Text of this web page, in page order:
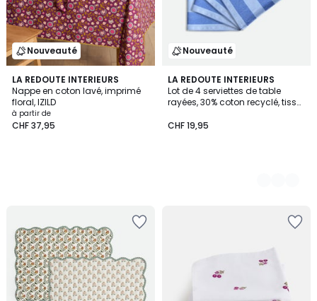
Nouveauté
LA REDOUTE INTERIEURS
Nappe en coton lavé, imprimé
floral, IZILD
à partir de
CHF 37,95
Nouveauté
LA REDOUTE INTERIEURS
Lot de 4 serviettes de table
rayées, 30% coton recyclé, tissé
CHF 19,95
2
Couleurs